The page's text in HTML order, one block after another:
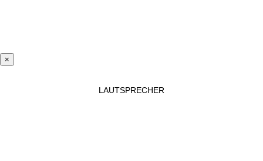
×
LAUTSPRECHER